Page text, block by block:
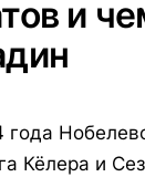
и
года
Кёлера и